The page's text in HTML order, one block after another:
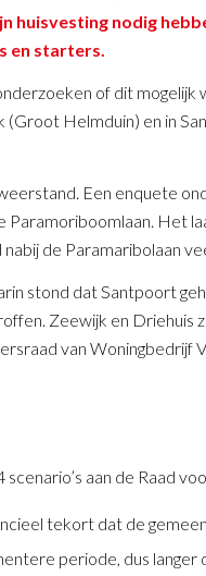
huisvesting nodig
en starters.
of dit mogelijk
Helmduin) en in
Een enquete
Het
de Paramaribolaan
stond dat Santpoort
Zeewijk en Driehuis
van Woningbedrijf
aan de Raad
tekort dat de
periode, dus langer